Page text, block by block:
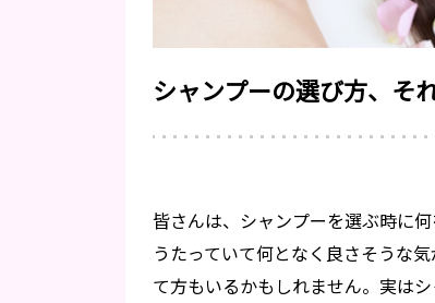
シャンプーの選び方、そ
皆さんは、シャンプーを選ぶ時に
うたっていて何となく良さそうな
て方もいるかもしれません。実は